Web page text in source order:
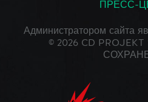
ПРЕСС-
Администратором сайта
© 2026 CD